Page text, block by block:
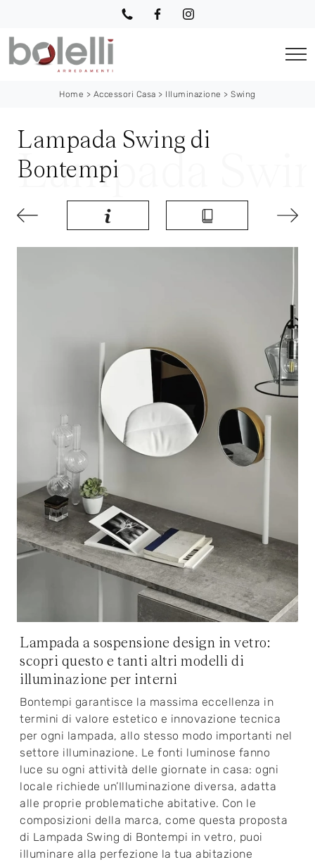
Home > Accessori Casa > Illuminazione >Swing
Lampada Swing di
Bontempi
Lampada a sospensione design in vetro:
scopri questo e tanti altri modelli di
illuminazione per interni
Bontempi garantisce la massima eccellenza in
termini di valore estetico e innovazione tecnica
per ogni lampada, allo stesso modo importanti nel
settore illuminazione. Le fonti luminose fanno
luce su ogni attività delle giornate in casa: ogni
locale richiede un’Illuminazione diversa, adatta
alle proprie problematiche abitative. Con le
composizioni della marca, come questa proposta
di Lampada Swing di Bontempi in vetro, puoi
illuminare alla perfezione la tua abitazione